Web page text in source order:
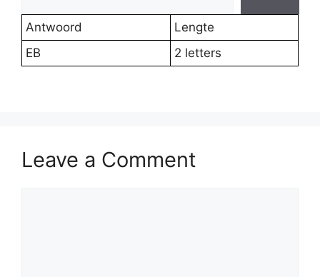
Antwoord
Lengte
EB
2 letters
Leave a Comment